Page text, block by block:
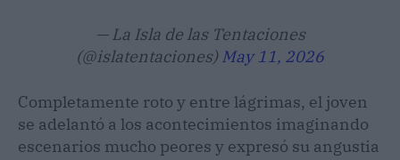
— La Isla de las Tentaciones
(@islatentaciones) May 11, 2026
Completamente roto y entre lágrimas, el joven
se adelantó a los acontecimientos imaginando
escenarios mucho peores y expresó su angustia